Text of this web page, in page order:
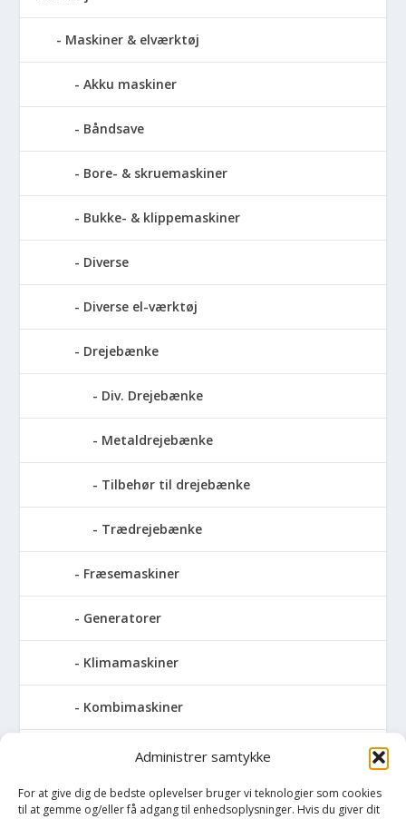
Administrer samtykke
For at give dig de bedste oplevelser bruger vi teknologier som cookies
til at gemme og/eller få adgang til enhedsoplysninger. Hvis du giver dit
Maskiner & elværktøj
Akku maskiner
Båndsave
Bore- & skruemaskiner
Bukke- & klippemaskiner
Diverse
Diverse el-værktøj
Drejebænke
Div. Drejebænke
Metaldrejebænke
Tilbehør til drejebænke
Trædrejebænke
Fræsemaskiner
Generatorer
Klimamaskiner
Kombimaskiner
Kompressor
Pressemaskiner